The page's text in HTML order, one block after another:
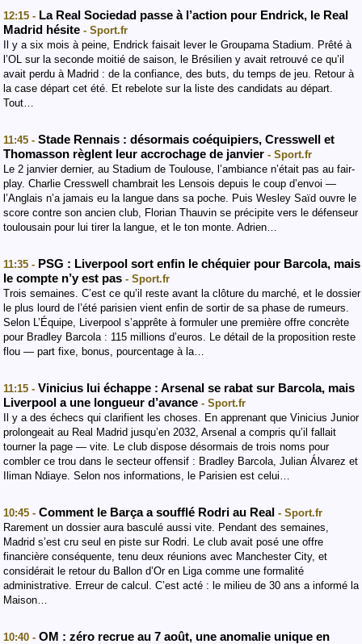
12:15 - La Real Sociedad passe à l’action pour Endrick, le Real
Madrid hésite - Sport.fr
Il y a six mois à peine, Endrick faisait lever le Groupama Stadium. Prêté à
l’OL sur la seconde moitié de saison, le Brésilien y avait retrouvé ce qu’il
avait perdu à Madrid : de la confiance, des buts, du temps de jeu. Retour à
la case départ cet été. Et rebelote sur la liste des candidats au départ.
Tout…
11:45 - Stade Rennais : désormais coéquipiers, Cresswell et
Thomasson règlent leur accrochage de janvier - Sport.fr
Le 2 janvier dernier, au Stadium de Toulouse, l’ambiance n’était pas au fair-
play. Charlie Cresswell chambrait les Lensois depuis le coup d’envoi —
l’Anglais n’a jamais eu la langue dans sa poche. Puis Wesley Saïd ouvre le
score contre son ancien club, Florian Thauvin se précipite vers le défenseur
toulousain pour lui tirer la langue, et le ton monte. Adrien…
11:35 - PSG : Liverpool sort enfin le chéquier pour Barcola, mais
le compte n’y est pas - Sport.fr
Trois semaines. C’est ce qu’il reste avant la clôture du marché, et le dossier
le plus lourd de l’été parisien vient enfin de sortir de sa phase de rumeurs.
Selon L’Équipe, Liverpool s’apprête à formuler une première offre concrète
pour Bradley Barcola : 115 millions d’euros. Le détail de la proposition reste
flou — part fixe, bonus, pourcentage à la…
11:15 - Vinicius lui échappe : Arsenal se rabat sur Barcola, mais
Liverpool a une longueur d’avance - Sport.fr
Il y a des échecs qui clarifient les choses. En apprenant que Vinicius Junior
prolongeait au Real Madrid jusqu’en 2032, Arsenal a compris qu’il fallait
tourner la page — vite. Le club dispose désormais de trois noms pour
combler ce trou dans le secteur offensif : Bradley Barcola, Julian Álvarez et
Iliman Ndiaye. Selon nos informations, le Parisien est celui…
10:45 - Comment le Barça a soufflé Rodri au Real - Sport.fr
Rarement un dossier aura basculé aussi vite. Pendant des semaines,
Madrid s’est cru seul en piste sur Rodri. Le club avait posé une offre
financière conséquente, tenu deux réunions avec Manchester City, et
considérait le retour du Ballon d’Or en Liga comme une formalité
administrative. Erreur de calcul. C’est acté : le milieu de 30 ans a informé la
Maison…
10:40 - OM : zéro recrue au 7 août, une anomalie unique en